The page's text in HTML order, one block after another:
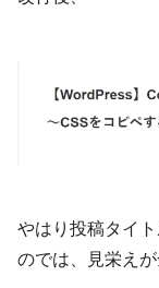
やはり投稿タイ
のでは、見栄え